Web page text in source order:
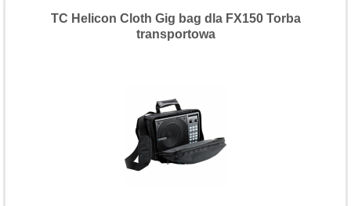
TC Helicon Cloth Gig bag dla FX150 Torba
transportowa